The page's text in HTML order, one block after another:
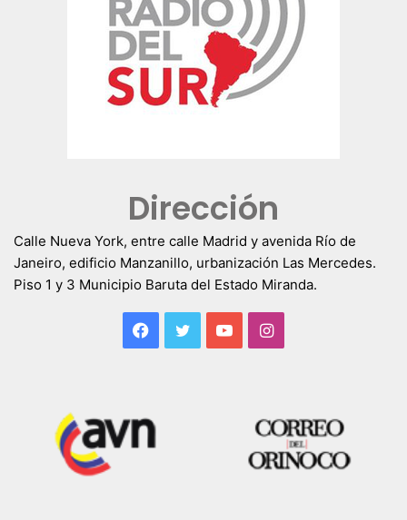
Dirección
Calle Nueva York, entre calle Madrid y avenida Río de
Janeiro, edificio Manzanillo, urbanización Las Mercedes.
Piso 1 y 3 Municipio Baruta del Estado Miranda.
Facebook
TwitterYouTubeInstagram